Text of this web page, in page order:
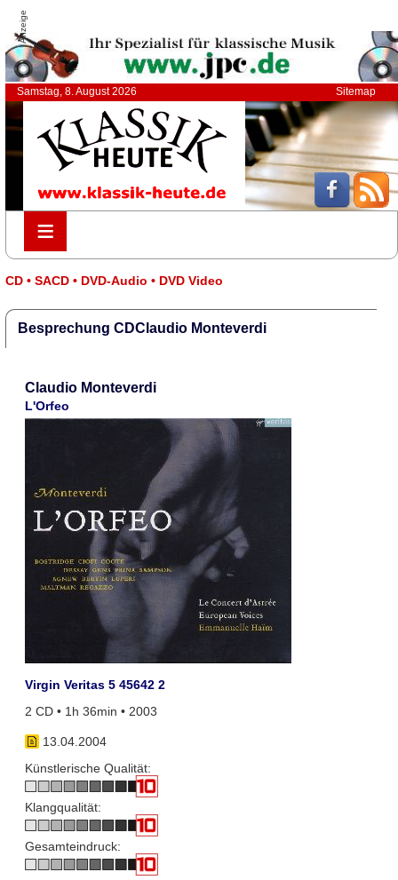
Anzeige
Samstag, 8. August 2026 Sitemap
≡
≡
CD • SACD • DVD-Audio • DVD Video
Besprechung CDClaudio Monteverdi
Claudio Monteverdi
L'Orfeo
Virgin Veritas 5 45642 2
2 CD • 1h 36min • 2003
13.04.2004
Künstlerische Qualität:
Klangqualität:
Gesamteindruck: